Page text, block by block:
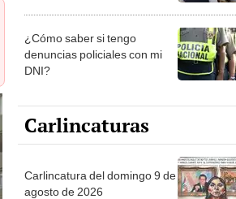
la ONPE
¿Cómo saber si tengo
denuncias policiales con mi
DNI?
Carlincaturas
Carlincatura del domingo 9 de
agosto de 2026